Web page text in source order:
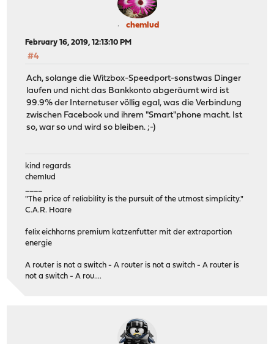
chemlud
February 16, 2019, 12:13:10 PM
#4
Ach, solange die Witzbox-Speedport-sonstwas Dinger
laufen und nicht das Bankkonto abgeräumt wird ist
99.9% der Internetuser völlig egal, was die Verbindung
zwischen Facebook und ihrem "Smart"phone macht. Ist
so, war so und wird so bleiben. ;-)
kind regards
chemlud
"The price of reliability is the pursuit of the utmost simplicity."
C.A.R. Hoare
felix eichhorns premium katzenfutter mit der extraportion
energie
A router is not a switch - A router is not a switch - A router is
not a switch - A rou....